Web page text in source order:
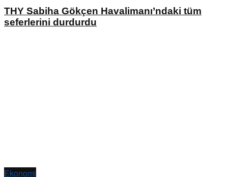
THY Sabiha Gökçen Havalimanı’ndaki tüm
seferlerini durdurdu
Ekonomi